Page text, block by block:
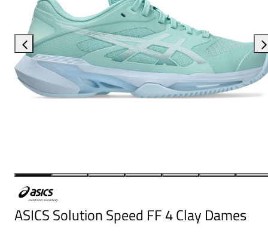
ASICS Solution Speed FF 4 Clay Dames